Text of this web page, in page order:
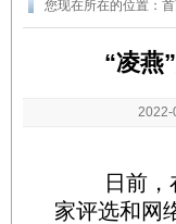
您现在所在的位置：
“凌燕
2022-
日前，在
家评选和网